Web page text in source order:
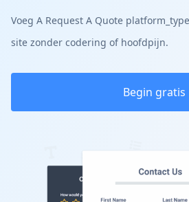
Voeg A Request A Quote
site zonder codering of hoofdpijn.
Begin gratis